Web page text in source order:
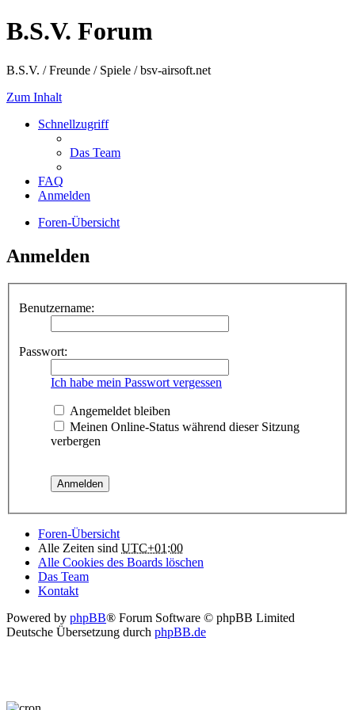
B.S.V. Forum
B.S.V. / Freunde / Spiele / bsv-airsoft.net
Zum Inhalt
Schnellzugriff
Das Team
FAQ
Anmelden
Foren-Übersicht
Anmelden
Benutzername:
Passwort:
Ich habe mein Passwort vergessen
Angemeldet bleiben
Meinen Online-Status während dieser Sitzung
verbergen
Foren-Übersicht
Alle Zeiten sind UTC+01:00
Alle Cookies des Boards löschen
Das Team
Kontakt
Powered by phpBB® Forum Software © phpBB Limited
Deutsche Übersetzung durch phpBB.de